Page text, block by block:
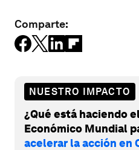
Comparte:
NUESTRO IMPACTO
¿Qué está haciendo
Económico Mundial
acelerar la acción en